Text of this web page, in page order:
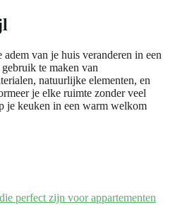
van je huis veranderen in een
te maken van
natuurlijke elementen, en
je elke ruimte zonder veel
je keuken in een warm welkom
perfect zijn voor appartementen